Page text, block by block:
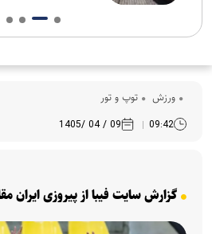
ورزش توپ و تور
09:42
09 / 04 /1405
گزارش سایت فیبا از پیروزی ایران